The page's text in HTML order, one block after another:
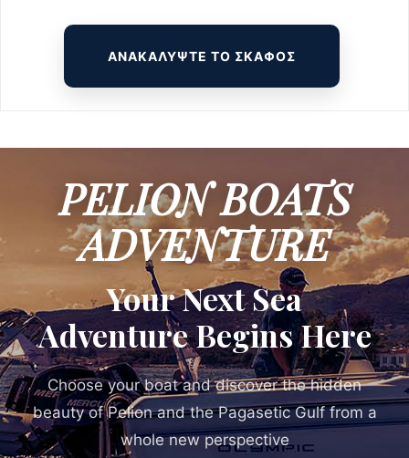
ΑΝΑΚΑΛΥΨΤΕ ΤΟ ΣΚΑΦΟΣ
PELION BOATS
ADVENTURE
Your Next Sea
Adventure Begins Here
Choose your boat and discover the hidden
beauty of Pelion and the Pagasetic Gulf from a
whole new perspective